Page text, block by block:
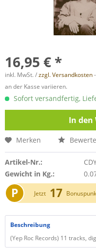
16,95 € *
inkl. MwSt. /zzgl. Versandkosten
an der Kasse variieren.
Sofort versandfertig,
In den
Merken
Artikel-Nr.:
Gewicht in Kg.:
P Jetzt 17
Beschreibung
(Yep Roc Records) 11 tracks,